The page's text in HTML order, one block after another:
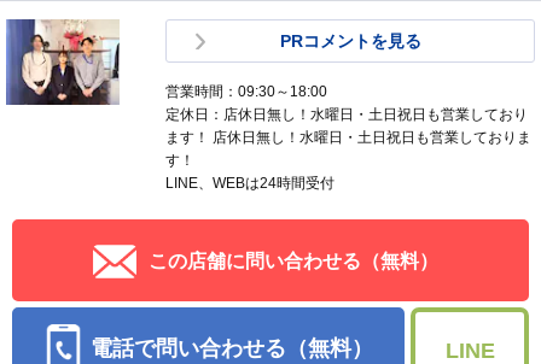
PRコメントを見る
営業時間：09:30～18:00
定休日：店休日無し！水曜日・土日祝日も営業しており
ます！ 店休日無し！水曜日・土日祝日も営業しておりま
す！
LINE、WEBは24時間受付
この店舗に問い合わせる（無料）
電話で問い合わせる（無料） LINE